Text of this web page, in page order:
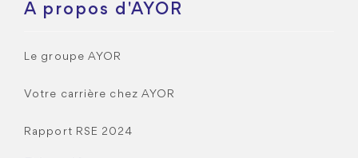
A propos d'AYOR
Le groupe AYOR
Votre carrière chez AYOR
Rapport RSE 2024